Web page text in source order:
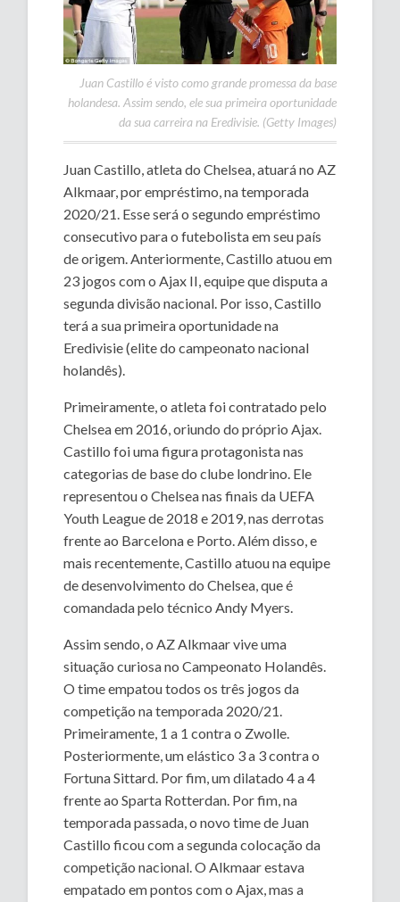
Juan Castillo é visto como grande promessa da base
holandesa. Assim sendo, ele sua primeira oportunidade
da sua carreira na Eredivisie. (Getty Images)
Juan Castillo, atleta do Chelsea, atuará no AZ
Alkmaar, por empréstimo, na temporada
2020/21. Esse será o segundo empréstimo
consecutivo para o futebolista em seu país
de origem. Anteriormente, Castillo atuou em
23 jogos com o Ajax II, equipe que disputa a
segunda divisão nacional. Por isso, Castillo
terá a sua primeira oportunidade na
Eredivisie (elite do campeonato nacional
holandês).
Primeiramente, o atleta foi contratado pelo
Chelsea em 2016, oriundo do próprio Ajax.
Castillo foi uma figura protagonista nas
categorias de base do clube londrino. Ele
representou o Chelsea nas finais da UEFA
Youth League de 2018 e 2019, nas derrotas
frente ao Barcelona e Porto. Além disso, e
mais recentemente, Castillo atuou na equipe
de desenvolvimento do Chelsea, que é
comandada pelo técnico Andy Myers.
Assim sendo, o AZ Alkmaar vive uma
situação curiosa no Campeonato Holandês.
O time empatou todos os três jogos da
competição na temporada 2020/21.
Primeiramente, 1 a 1 contra o Zwolle.
Posteriormente, um elástico 3 a 3 contra o
Fortuna Sittard. Por fim, um dilatado 4 a 4
frente ao Sparta Rotterdan. Por fim, na
temporada passada, o novo time de Juan
Castillo ficou com a segunda colocação da
competição nacional. O Alkmaar estava
empatado em pontos com o Ajax, mas a